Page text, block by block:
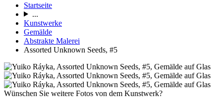
Startseite
...
Kunstwerke
Gemälde
Abstrakte Malerei
Assorted Unknown Seeds, #5
Wünschen Sie weitere Fotos von dem Kunstwerk?